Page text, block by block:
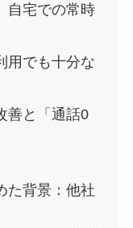
自宅での常時
用でも十分な
善と「通話0
た背景：他社